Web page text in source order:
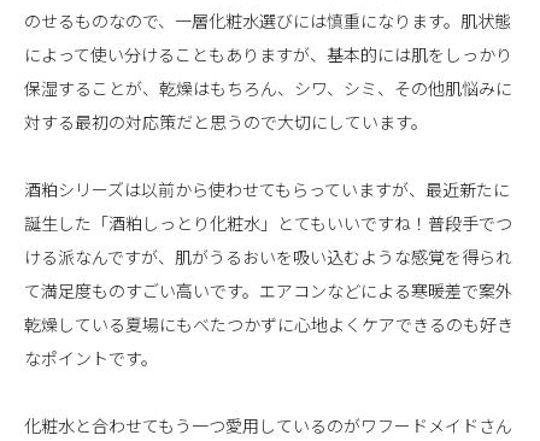
のせるものなので、一層化粧水選びには慎重になります。肌状態
によって使い分けることもありますが、基本的には肌をしっかり
保湿することが、乾燥はもちろん、シワ、シミ、その他肌悩みに
対する最初の対応策だと思うので大切にしています。
酒粕シリーズは以前から使わせてもらっていますが、最近新たに
誕生した「酒粕しっとり化粧水」とてもいいですね！普段手でつ
ける派なんですが、肌がうるおいを吸い込むような感覚を得られ
て満足度ものすごい高いです。エアコンなどによる寒暖差で案外
乾燥している夏場にもべたつかずに心地よくケアできるのも好き
なポイントです。
化粧水と合わせてもう一つ愛用しているのがワフードメイドさん